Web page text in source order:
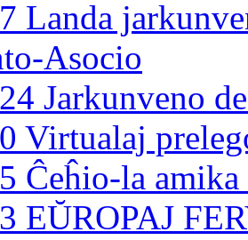
Landa
Asocio
Jarkunveno
Virtualaj
Ĉeĥio-la
EŬROPAJ